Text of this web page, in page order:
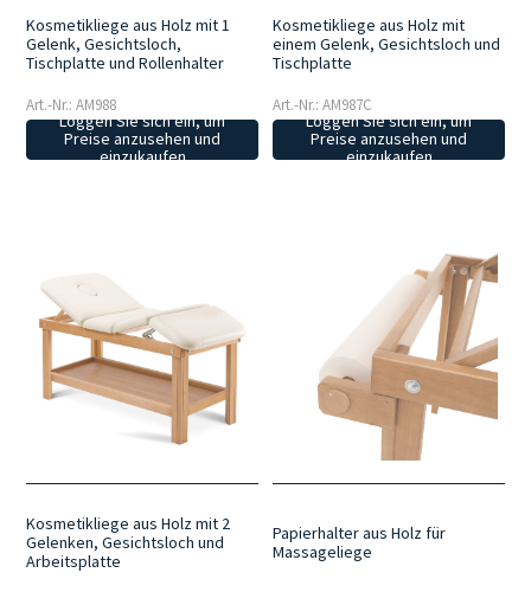
Kosmetikliege aus Holz mit 1
Gelenk, Gesichtsloch,
Tischplatte und Rollenhalter
Art.-Nr.: AM988
Loggen Sie sich ein, um
Preise anzusehen und
einzukaufen
Kosmetikliege aus Holz mit
einem Gelenk, Gesichtsloch und
Tischplatte
Art.-Nr.: AM987C
Loggen Sie sich ein, um
Preise anzusehen und
einzukaufen
Kosmetikliege aus Holz mit 2
Gelenken, Gesichtsloch und
Arbeitsplatte
Papierhalter aus Holz für
Massageliege